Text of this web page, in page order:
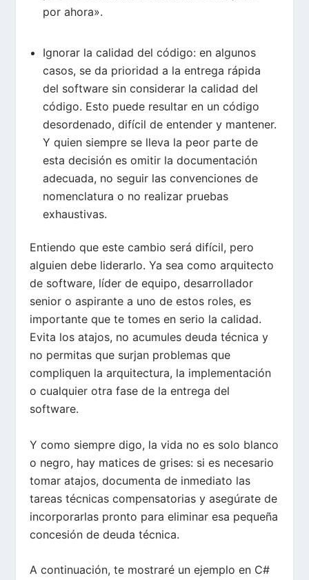
por ahora».
Ignorar la calidad del código: en algunos
casos, se da prioridad a la entrega rápida
del software sin considerar la calidad del
código. Esto puede resultar en un código
desordenado, difícil de entender y mantener.
Y quien siempre se lleva la peor parte de
esta decisión es omitir la documentación
adecuada, no seguir las convenciones de
nomenclatura o no realizar pruebas
exhaustivas.
Entiendo que este cambio será difícil, pero
alguien debe liderarlo. Ya sea como arquitecto
de software, líder de equipo, desarrollador
senior o aspirante a uno de estos roles, es
importante que te tomes en serio la calidad.
Evita los atajos, no acumules deuda técnica y
no permitas que surjan problemas que
compliquen la arquitectura, la implementación
o cualquier otra fase de la entrega del
software.
Y como siempre digo, la vida no es solo blanco
o negro, hay matices de grises: si es necesario
tomar atajos, documenta de inmediato las
tareas técnicas compensatorias y asegúrate de
incorporarlas pronto para eliminar esa pequeña
concesión de deuda técnica.
A continuación, te mostraré un ejemplo en C#